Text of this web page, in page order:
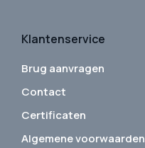
Klantenservice
Brug aanvragen
Contact
Certificaten
Algemene voorwaarden